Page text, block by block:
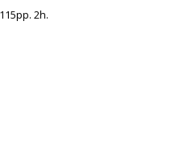
115pp. 2h.